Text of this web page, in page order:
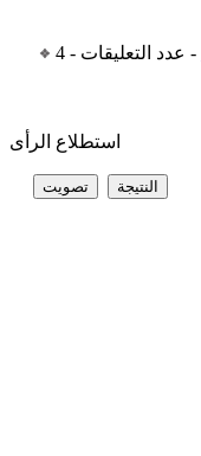
- عدد التعليقات - 4
استطلاع الرأى